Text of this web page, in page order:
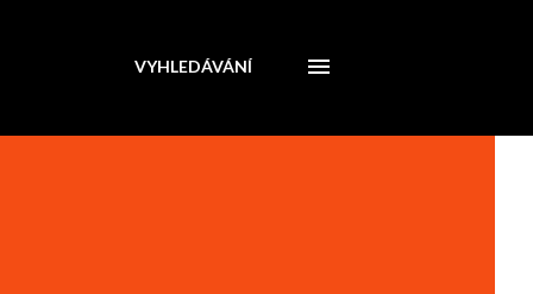
VYHLEDÁVÁNÍ